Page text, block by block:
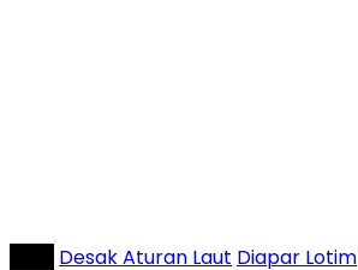
Desak Aturan Laut Diapar Lotim